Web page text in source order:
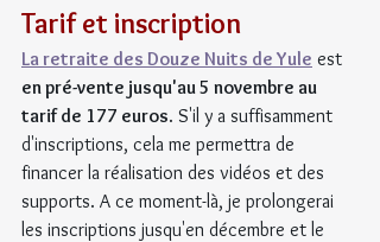
Tarif et inscription
La retraite des Douze Nuits de Yule est
en pré-vente jusqu'au 5 novembre au
tarif de 177 euros. S'il y a suffisamment
d'inscriptions, cela me permettra de
financer la réalisation des vidéos et des
supports. A ce moment-là, je prolongerai
les inscriptions jusqu'en décembre et le